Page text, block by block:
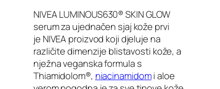
NIVEA LUMINOUS630® SKIN GLOW
serum za ujednačen sjaj kože prvi
je NIVEA proizvod koji djeluje na
različite dimenzije blistavosti kože, a
nježna veganska formula s
Thiamidolom®, niacinamidomi aloe